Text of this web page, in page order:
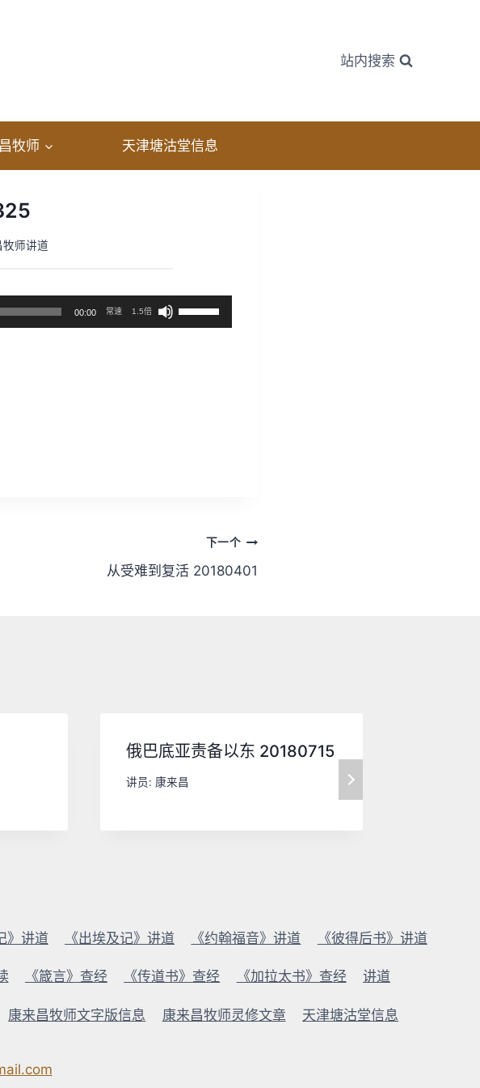
站内搜索
牧师 天津塘沽堂信息
牧师讲道
00:00 常速 1.5倍
使
用
降
下一个
从受难到复活 20180401
俄巴底亚责备以东 20180715
讲员: 康来昌
》讲道 《出埃及记》讲道 《约翰福音》讲道 《彼得后书》讲道
《箴言》查经 《传道书》查经 《加拉太书》查经 讲道
康来昌牧师文字版信息 康来昌牧师灵修文章 天津塘沽堂信息